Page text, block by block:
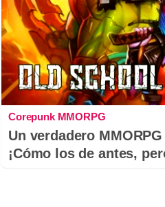
Corepunk MMORPG
Un verdadero
¡Cómo los de antes,